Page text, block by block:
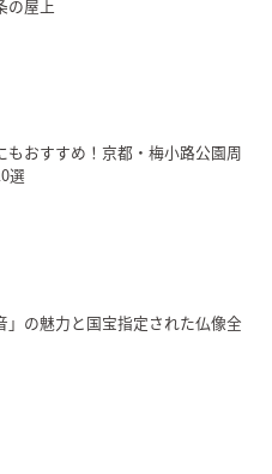
の屋上
もおすすめ！京都・梅小路公園周
選
」の魅力と国宝指定された仏像全